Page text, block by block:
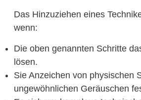
Das Hinzuziehen eines
wenn:
Die oben genannten Schritte
lösen.
Sie Anzeichen von physischen
ungewöhnlichen Geräuschen